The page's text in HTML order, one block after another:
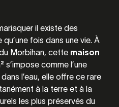
il existe des
fois dans une vie. À
Morbihan, cette maison
s’impose comme l’une
l’eau, elle offre ce rare
à la terre et à la
les plus préservés du